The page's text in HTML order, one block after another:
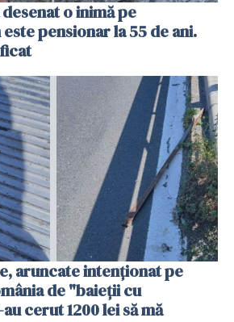
o inimă pe
pensionar la 55 de ani.
aruncate intenționat pe
de "baieții cu
cerut 1200 lei să mă